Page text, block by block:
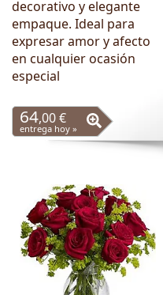
decorativo y elegante
empaque. Ideal para
expresar amor y afecto
en cualquier ocasión
especial
64,00 €
entrega hoy »